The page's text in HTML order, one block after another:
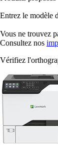
Entrez le modèle
Vous ne trouvez
Consultez nos
Vérifiez